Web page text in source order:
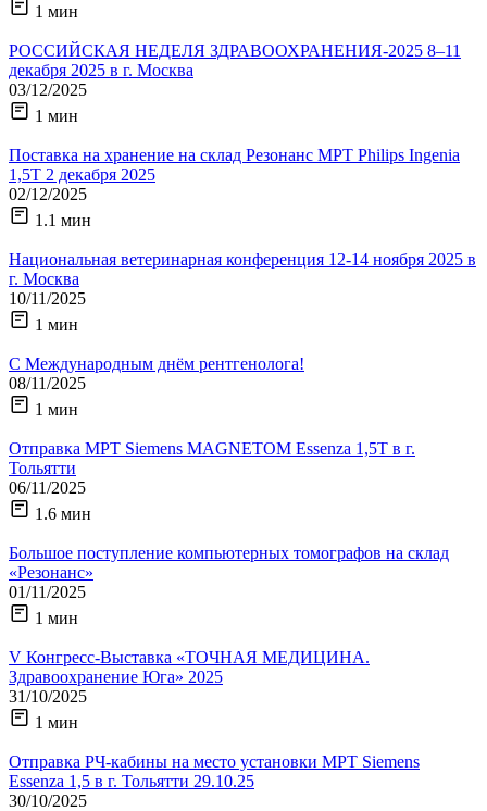
1 мин
РОССИЙСКАЯ НЕДЕЛЯ ЗДРАВООХРАНЕНИЯ-2025 8–11
декабря 2025 в г. Москва
03/12/2025
1 мин
Поставка на хранение на склад Резонанс МРТ Philips Ingenia
1,5Т 2 декабря 2025
02/12/2025
1.1 мин
Национальная ветеринарная конференция 12-14 ноября 2025 в
г. Москва
10/11/2025
1 мин
С Международным днём рентгенолога!
08/11/2025
1 мин
Отправка МРТ Siemens MAGNETOM Essenza 1,5Т в г.
Тольятти
06/11/2025
1.6 мин
Большое поступление компьютерных томографов на склад
«Резонанс»
01/11/2025
1 мин
V Конгресс-Выставка «ТОЧНАЯ МЕДИЦИНА.
Здравоохранение Юга» 2025
31/10/2025
1 мин
Отправка РЧ-кабины на место установки МРТ Siemens
Essenza 1,5 в г. Тольятти 29.10.25
30/10/2025